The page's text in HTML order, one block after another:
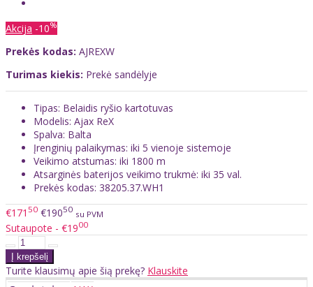
Akcija -10%
Prekės kodas: AJREXW
Turimas kiekis: Prekė sandėlyje
Tipas: Belaidis ryšio kartotuvas
Modelis: Ajax ReX
Spalva: Balta
Įrenginių palaikymas: iki 5 vienoje sistemoje
Veikimo atstumas: iki 1800 m
Atsarginės baterijos veikimo trukmė: iki 35 val.
Prekės kodas: 38205.37.WH1
€171 50 €19050 su PVM
Sutaupote - €1900
Turite klausimų apie šią prekę? Klauskite